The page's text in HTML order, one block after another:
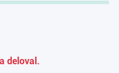
deloval.